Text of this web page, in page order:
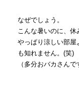
なぜでしょう。
こんな暑いのに、
やっぱり涼しい部屋
も知れません。(笑)
（多分おバカさんで